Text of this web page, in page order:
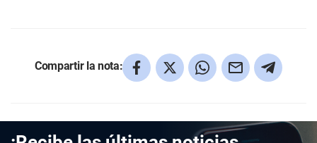
Compartir la nota: